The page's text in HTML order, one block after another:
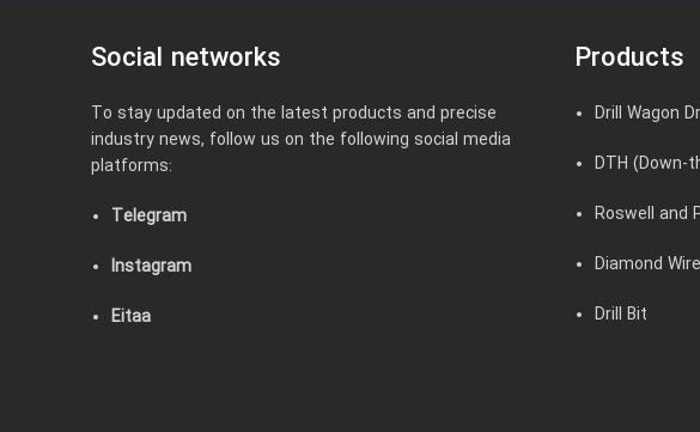
Social networks
To stay updated on the latest products and precise
industry news, follow us on the following social media
platforms:
Telegram
Instagram
Eitaa
Products
Drill Wagon
DTH (Down-
Roswell and
Diamond
Drill Bit